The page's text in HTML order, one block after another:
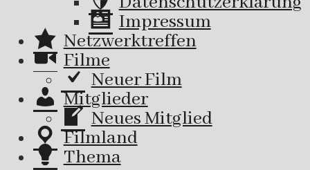
Impressum
Netzwerktreffen
Filme
Neuer Film
Mitglieder
Neues Mitglied
Filmland
Thema